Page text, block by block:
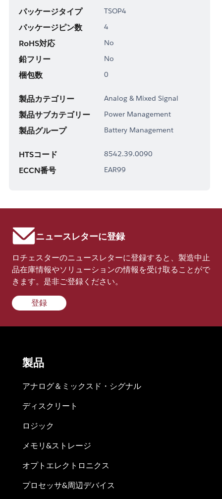
パッケージタイプ TSOP4
パッケージピン数 4
RoHS対応 No
鉛フリー No
梱包数 0
製品カテゴリー Analog & Mixed Signal
製品サブカテゴリー Power Management
製品グループ Battery Management
HTSコード 8542.39.0090
ECCN番号 EAR99
ニュースレターに登録
ロチェスターのニュースレターに登録すると、製造中止
品在庫情報やソリューションの情報を受け取ることがで
きます。是非ご登録ください。
登録
製品
アナログ＆ミックスド・シグナル
ディスクリート
ロジック
メモリ&ストレージ
オプトエレクトロニクス
プロセッサ&周辺デバイス